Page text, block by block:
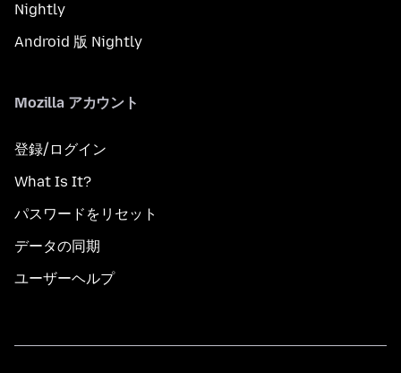
Nightly
Android 版 Nightly
Mozilla アカウント
登録/ログイン
What Is It?
パスワードをリセット
データの同期
ユーザーヘルプ